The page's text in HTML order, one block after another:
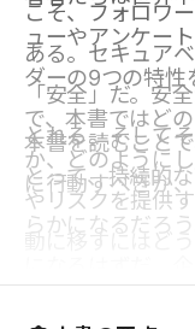
こそ、フォロワ
ある。セキュア
「安全」だ。安
とれる。そして
とって、持続的
ューやアンケー
ダーの9つの特性
で、本書ではど
か、どのように
やリスクを提供
る。また9つの特
提示されている
本書を読むこと
に行動すべきか
らかになるだろ